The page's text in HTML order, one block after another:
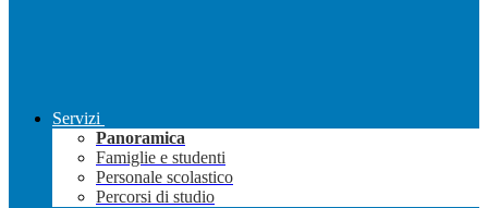
Servizi
Panoramica
Famiglie e studenti
Personale scolastico
Percorsi di studio